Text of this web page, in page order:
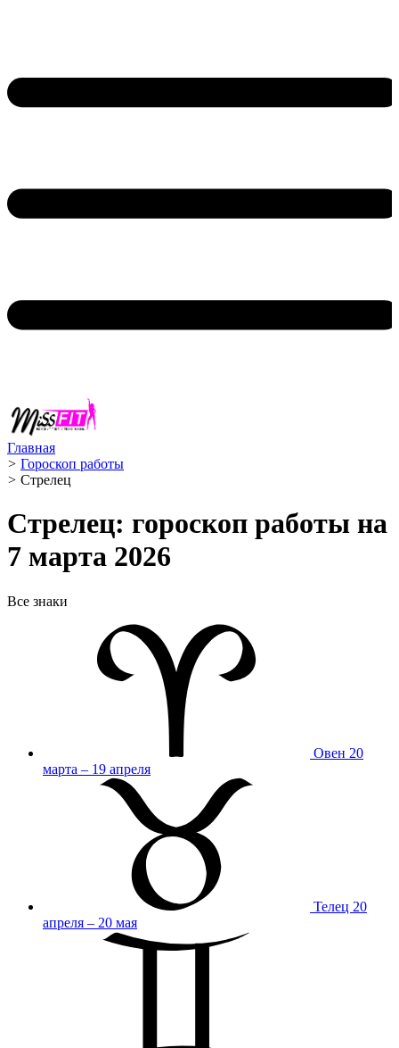
Главная
> Гороскоп работы
> Стрелец ️
Стрелец: гороскоп работы на
7 марта 2026
Все знаки
Овен 20
марта – 19 апреля
Телец 20
апреля – 20 мая